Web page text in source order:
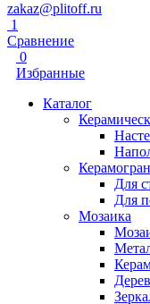
zakaz@plitoff.ru
1
Сравнение
0
Избранные
Каталог
Для
Для
Мозаика